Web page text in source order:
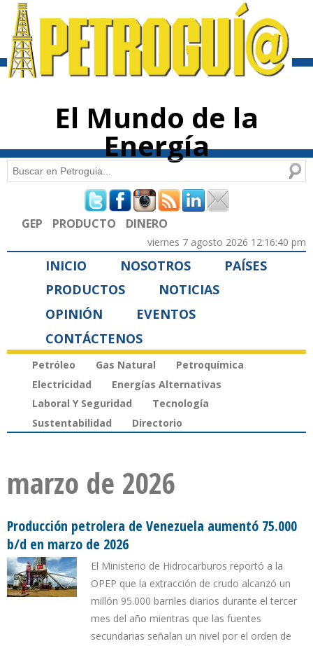
contenido
El Mundo de la
Energía
Formulario de búsqueda
Buscar
GEP PRODUCTO DINERO
viernes 7 agosto 2026 12:16:40 pm
INICIO NOSOTROS
PAÍSES
PRODUCTOS
NOTICIAS
OPINIÓN
EVENTOS
CONTÁCTENOS
Petróleo Gas Natural
Petroquímica
Electricidad
Energías Alternativas
Laboral Y Seguridad
Tecnología
Sustentabilidad
Directorio
marzo de 2026
Producción petrolera de Venezuela aumentó 75.000
b/d en marzo de 2026
El Ministerio de Hidrocarburos reportó a la
OPEP que la extracción de crudo alcanzó un
millón 95.000 barriles diarios durante el tercer
mes del año mientras que las fuentes
secundarias señalan un nivel por el orden de